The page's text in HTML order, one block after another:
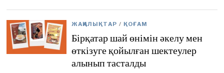
ЖАҢАЛЫҚТАР / ҚОҒАМ
Бірқатар шай өнімін әкелу мен
өткізуге қойылған шектеулер
алынып тасталды